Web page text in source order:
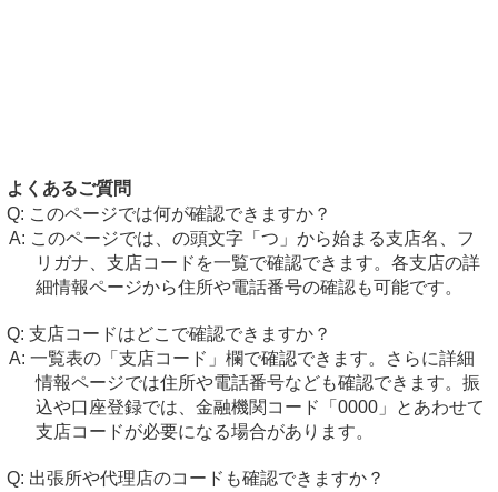
よくあるご質問
このページでは何が確認できますか？
このページでは、の頭文字「つ」から始まる支店名、フ
リガナ、支店コードを一覧で確認できます。各支店の詳
細情報ページから住所や電話番号の確認も可能です。
支店コードはどこで確認できますか？
一覧表の「支店コード」欄で確認できます。さらに詳細
情報ページでは住所や電話番号なども確認できます。振
込や口座登録では、金融機関コード「0000」とあわせて
支店コードが必要になる場合があります。
出張所や代理店のコードも確認できますか？